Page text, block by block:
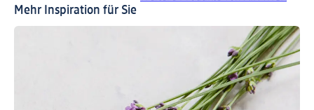
Mehr Inspiration für Sie